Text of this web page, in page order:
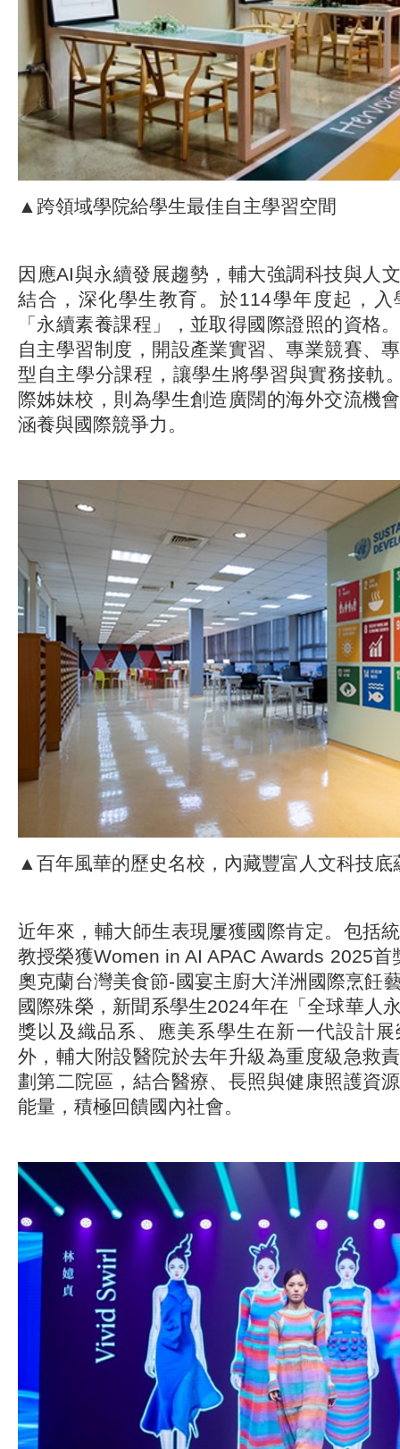
▲跨領域學院給學生最佳自主學習空間
因應AI與永續發展趨勢，輔大強調科技與人
結合，深化學生教育。於114學年度起，
「永續素養課程」，並取得國際證照的資格
自主學習制度，開設產業實習、專業競賽、
型自主學分課程，讓學生將學習與實務接軌
際姊妹校，則為學生創造廣闊的海外交流機
涵養與國際競爭力。
▲百年風華的歷史名校，內藏豐富人文科技底
近年來，輔大師生表現屢獲國際肯定。包括
教授榮獲Women in AI APAC Awards 2025
奧克蘭台灣美食節-國宴主廚大洋洲國際烹飪
國際殊榮，新聞系學生2024年在「全球華人
獎以及織品系、應美系學生在新一代設計
外，輔大附設醫院於去年升級為重度級急救
劃第二院區，結合醫療、長照與健康照護資
能量，積極回饋國內社會。